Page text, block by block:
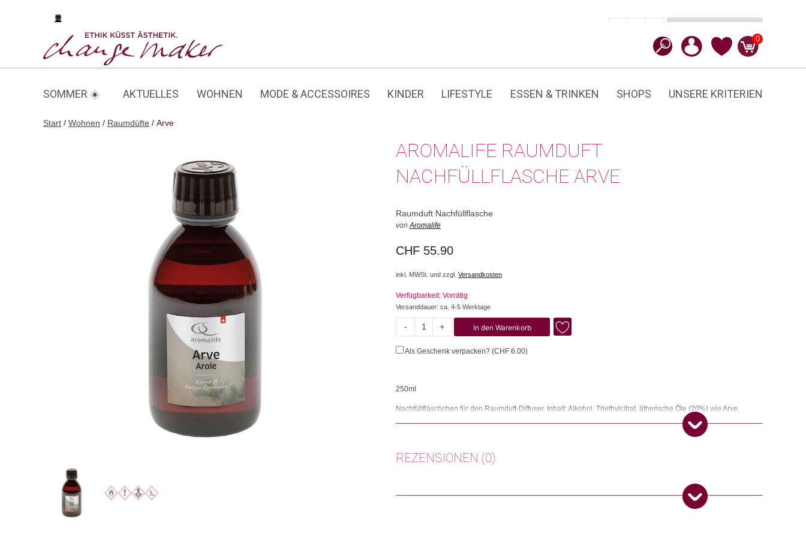
0
SOMMER ☀️ AKTUELLES WOHNEN MODE & ACCESSOIRES KINDER LIFESTYLE ESSEN & TRINKEN SHOPS UNSERE KRITERIEN
Start / Wohnen / Raumdüfte / Arve
AROMALIFE RAUMDUFT
NACHFÜLLFLASCHE ARVE
Raumduft Nachfüllflasche
vonAromalife
CHF 55.90
inkl. MWSt. und zzgl. Versandkosten
Verfügbarkeit: Vorrätig
Versanddauer: ca. 4-5 Werktage
-
Menge
+ In den Warenkorb
Als Geschenk verpacken? (CHF 6.00)
250ml
Nachfüllfläschchen für den Raumduft-Diffuser. Inhalt: Alkohol, Triethylcitrat, ätherische Öle (20%) wie Arve,
Balsamtanne, Angelika, Grapefruit Lemongras u.a. Enthält: alpha-Pinen, beta-Pinen, Citral, Limonene.
Gefahrenhinweise (H-Sätze): H225 Flüssigkeit und Dampf leicht entzündbar., H304 Kann bei Verschlucken und
Hautreaktionen verursachen., H319 Verursacht schwere Augenreizung., H411 Giftig für Wasserorganismen, mit
langfristiger Wirkung. Sicherheitshinweise (P-Sätze): P101 Ist ärztlicher Rat erforderlich, Verpackung oder
VERSCHLUCKEN: Sofort GIFTINFORMATIONSZENTRUM oder Arzt anrufen. KEIN Erbrechen herbeiführen.,
P305/P351/P338 BEI KONTAKT MIT DEN AUGEN: Einige Minuten lang behutsam mit Wasser spülen.
Vorhandene Kontaktlinsen nach Möglichkeit entfernen. Weiter spülen., P501 Inhalt/Behälter gemäss den
REZENSIONEN (0)